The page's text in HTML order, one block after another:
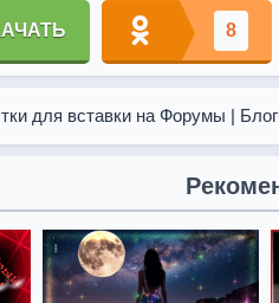
8
для вставки на Форумы |